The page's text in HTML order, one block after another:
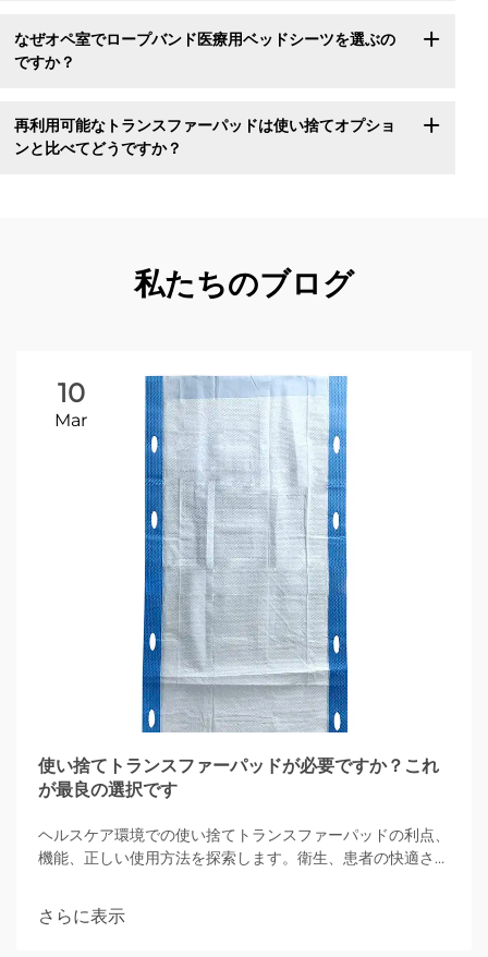
なぜオペ室でロープバンド医療用ベッドシーツを選ぶの
ですか？
再利用可能なトランスファーパッドは使い捨てオプショ
ンと比べてどうですか？
私たちのブログ
10
Mar
使い捨てトランスファーパッドが必要ですか？これ
が最良の選択です
ヘルスケア環境での使い捨てトランスファーパッドの利点、
機能、正しい使用方法を探索します。衛生、患者の快適さ、
さらに表示